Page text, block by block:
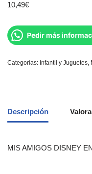
10,49€
Pedir más
Categorías: Infantil y Juguetes,
Descripción
MIS AMIGOS DISNEY